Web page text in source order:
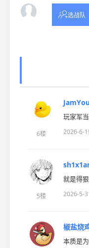
选战队
6楼
玩家军
2026-6-
5楼
就是得
2026-5-
椒盐烧
本质是